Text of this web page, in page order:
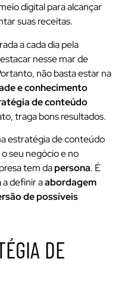
digital para alcançar
suas receitas.
a cada dia pela
nesse mar de
não basta estar na
e conhecimento
atégia de conteúdo
traga bons resultados.
estratégia de conteúdo
o seu negócio e no
tem dapersona. É
a definir aabordagem
de possíveis
DE